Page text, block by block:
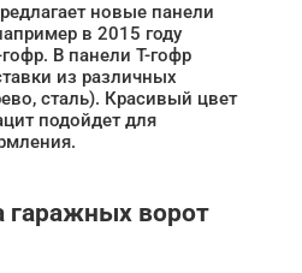
новые панели
в 2015 году
В панели T-гофр
из различных
сталь). Красивый цвет
подойдет для
ворот